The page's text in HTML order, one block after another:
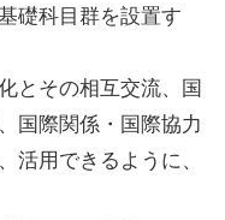
礎科目群を設置す
とその相互交流、国
国際関係・国際協力
活用できるように、